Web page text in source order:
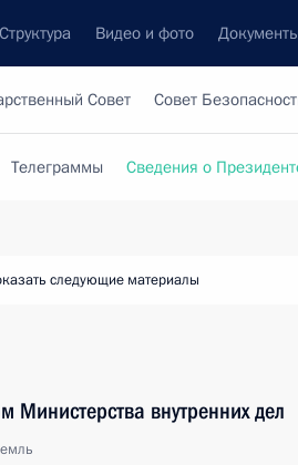
Структура Видео и фото Документы
Совет Совет
Телеграммы Сведения о
следующие материалы
Министерства внутренних дел